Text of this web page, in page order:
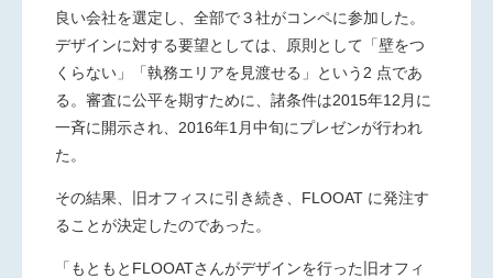
良い会社を選定し、全部で３社がコンペに参加した。
デザインに対する要望としては、原則として「壁をつ
くらない」「執務エリアを見渡せる」という2 点であ
る。審査に公平を期すために、諸条件は2015年12月に
一斉に開示され、2016年1月中旬にプレゼンが行われ
た。
その結果、旧オフィスに引き続き、FLOOAT に発注す
ることが決定 したのであった。
「もともとFLOOATさんがデザインを行った旧オフィ